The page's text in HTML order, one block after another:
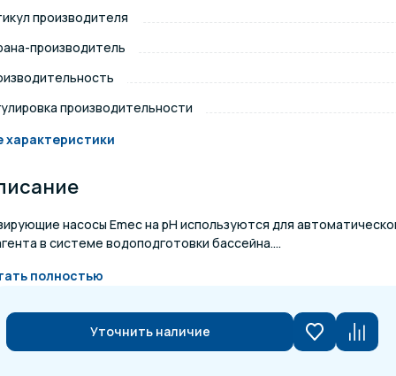
и подсветка для
материалы
производителя
производитель
производительности
характеристики
насосы Emec на pH используются для
в системе водоподготовки бассейна....
полностью
Уточнить наличие